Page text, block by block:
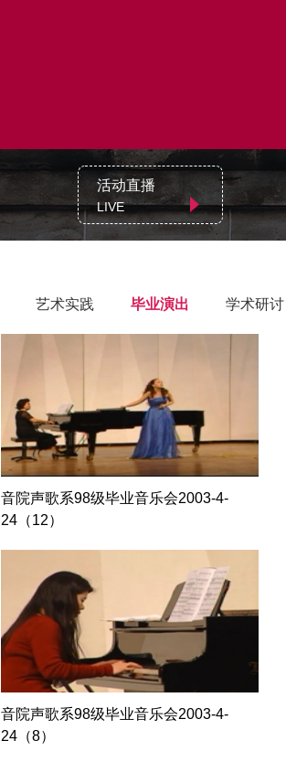
活动直播
LIVE
艺术实践 毕业演出 学术研讨
音院声歌系98级毕业音乐会2003-4-
24（12）
音院声歌系98级毕业音乐会2003-4-
24（8）